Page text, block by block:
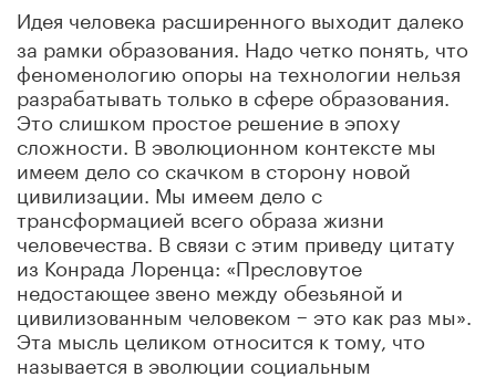
Идея человека расширенного выходит далеко
за рамки образования. Надо четко понять, что
феноменологию опоры на технологии нельзя
разрабатывать только в сфере образования.
Это слишком простое решение в эпоху
сложности. В эволюционном контексте мы
имеем дело со скачком в сторону новой
цивилизации. Мы имеем дело с
трансформацией всего образа жизни
человечества. В связи с этим приведу цитату
из Конрада Лоренца: «Пресловутое
недостающее звено между обезьяной и
цивилизованным человеком − это как раз мы».
Эта мысль целиком относится к тому, что
называется в эволюции социальным